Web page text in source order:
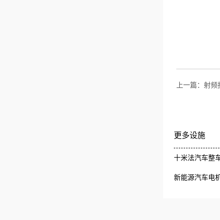
上一篇： 射频
更多设施
十米法汽车整
新能源汽车电